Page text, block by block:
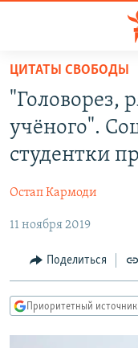
упрощенного
доступа
Вернуться
основному
Вернутся
навигации
Вернутся
поиску
ПРОГРАММЫ
ПОДКАСТЫ
МНЕНИЯ
КУЛЬТУРА
IDEL.РЕАЛИИ
СЕВЕР.РЕАЛИИ
ЦИТАТЫ СВОБОДЫ
"Головорез,
учёного".
студентки
Остап Кармоди
11 ноября 2019
Поделиться
Приоритетный